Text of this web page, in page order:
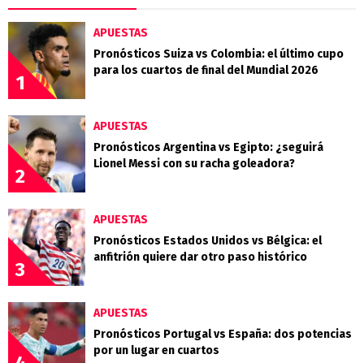
1
APUESTAS
Pronósticos Suiza vs Colombia: el último cupo
para los cuartos de final del Mundial 2026
2
APUESTAS
Pronósticos Argentina vs Egipto: ¿seguirá
Lionel Messi con su racha goleadora?
3
APUESTAS
Pronósticos Estados Unidos vs Bélgica: el
anfitrión quiere dar otro paso histórico
APUESTAS
Pronósticos Portugal vs España: dos potencias
por un lugar en cuartos